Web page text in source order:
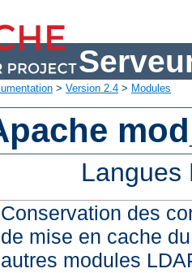
> Version 2.4 > Modules
Conservation des
de mise en cache
autres modules